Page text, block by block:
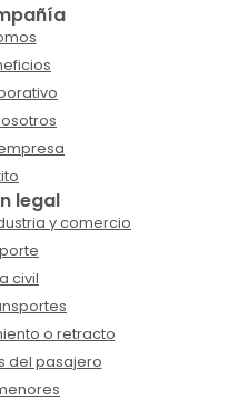
legal
y comercio
civil
o retracto
del pasajero